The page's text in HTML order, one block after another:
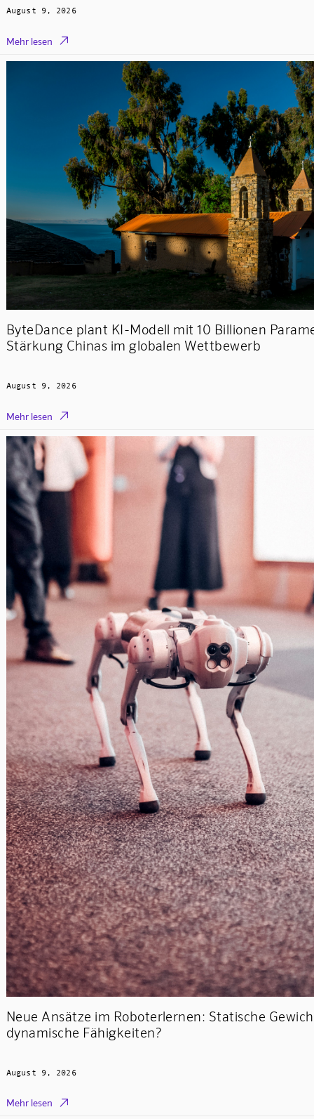
August 9, 2026
Mehr lesen 
ByteDance plant KI-Modell mit 10 Billionen
Stärkung Chinas im globalen Wettbewerb
August 9, 2026
Mehr lesen 
Neue Ansätze im Roboterlernen: Statische
dynamische Fähigkeiten?
August 9, 2026
Mehr lesen 